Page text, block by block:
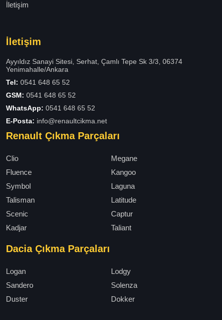
İletişim
İletişim
Ayyıldız Sanayi Sitesi, Serhat, Çamlı Tepe Sk 3/3, 06374
Yenimahalle/Ankara
Tel: 0541 648 65 52
GSM: 0541 648 65 52
WhatsApp: 0541 648 65 52
E-Posta: info@renaultcikma.net
Renault Çıkma Parçaları
Clio
Megane
Fluence
Kangoo
Symbol
Laguna
Talisman
Latitude
Scenic
Captur
Kadjar
Taliant
Dacia Çıkma Parçaları
Logan
Lodgy
Sandero
Solenza
Duster
Dokker